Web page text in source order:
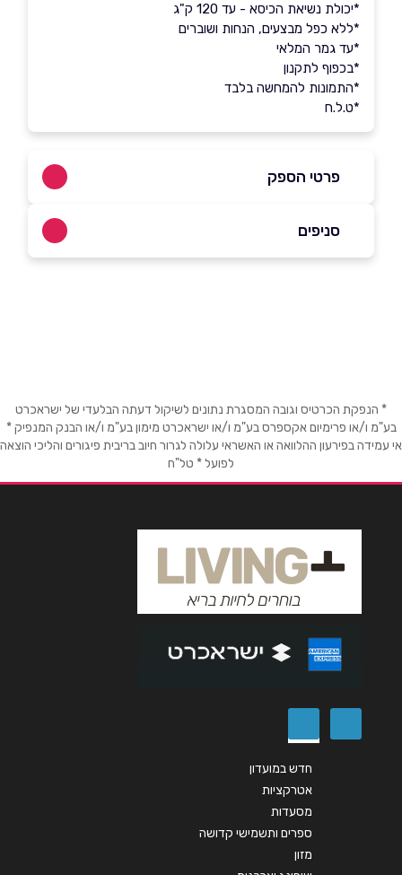
*יכולת נשיאת הכיסא - עד 120 ק"ג
*ללא כפל מבצעים, הנחות ושוברים
*עד גמר המלאי
*בכפוף לתקנון
*התמונות להמחשה בלבד
*ט.ל.ח
פרטי הספק
באתר בפייסבוק באינסטגרם
טלפון*
אנא חזרו אלי בקשר ל...
סניפים
* הנפקת הכרטיס וגובה המסגרת נתונים לשיקול דעתה הבלעדי של ישראכרט
בע"מ ו/או פרימיום אקספרס בע"מ ו/או ישראכרט מימון בע"מ ו/או הבנק המנפיק *
אי עמידה בפירעון ההלוואה או האשראי עלולה לגרור חיוב בריבית פיגורים והליכי הוצאה
לפועל * טל"ח
חדש במועדון
אטרקציות
מסעדות
ספרים ותשמישי קדושה
מזון